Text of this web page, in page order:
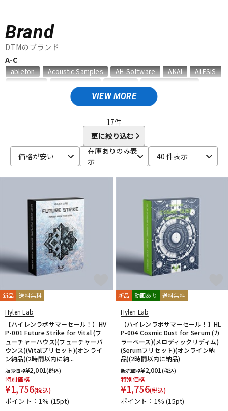
管楽器
アンプ エフェクター
DTM オンライン納品 レコーディング機器
中古 ヴィンテージ
Brand
DTMのブランド
VIEW MORE
A-C
ableton Acoustic Samples AH-Software AKAI
ALESIS
Artiphon ARTRIG Arturia
audio-technica AVID BestService
celemony
CME PRO
CRIMSON TECHNOLOGY
CRYPTON
FLUX::
Future Audio Workshop
GARRITAN
GATOR Frameworks
GRACE design
HEAVYOCITY
HEiL SOUND
ICON
iConnectivity
IK Multimedia
Ikebe Original
IMAGE LINE SOFTWARE
Inspired Acoustics
INTERNET
iZotope
K-N
Klevgrand
LEWITT Lexicon
moog
Native Instruments
Nektar Technology
NEUMANN NOVATION Nugen Audio
O-R
OVERLOUD Oyaide Pearl PG Music
Pitch Innovations
Plugin Alliance
Positive Grid
PreSonus
PrismSound
Prominy
Rational Acoustics
RODE Roland
RUPERT NEVE DESIGNS
17件
更に絞り込む
価格が安い
在庫ありのみ表
示
40 件表示
新品 送料無料
Hylen Lab
【ハイレンラボサマーセール！】HV
P-001 Future Strike for Vital (フ
ューチャーハウス)(フューチャーバ
ウンス)(Vitalプリセット)(オンライ
ン納品)(2時間以内に納...
販売価格¥2,001(税込)
特別価格
¥1,756(税込)
ポイント：1% (15pt)
新品 動画あり 送料無料
Hylen Lab
【ハイレンラボサマーセール！】HL
P-004 Cosmic Dust for Serum (カ
ラーベース)(メロディックリディム)
(Serumプリセット)(オンライン納
品)(2時間以内に納品)
販売価格¥2,001(税込)
特別価格
¥1,756(税込)
ポイント：1%(15pt)